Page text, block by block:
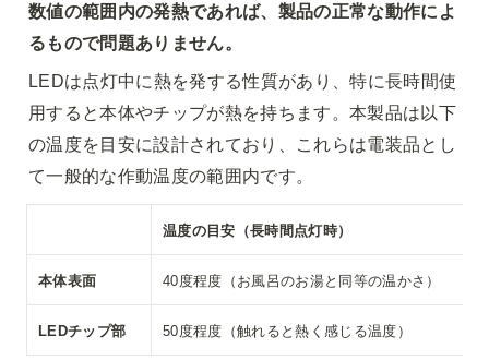
数値の範囲内の発熱であれば、製品の正常な動作によ
るもので問題ありません。
LEDは点灯中に熱を発する性質があり、特に長時間使
用すると本体やチップが熱を持ちます。本製品は以下
の温度を目安に設計されており、これらは電装品とし
て一般的な作動温度の範囲内です。
温度の目安（長時間点灯時）
本体表面 40度程度（お風呂のお湯と同等の温かさ）
LEDチップ部 50度程度（触れると熱く感じる温度）